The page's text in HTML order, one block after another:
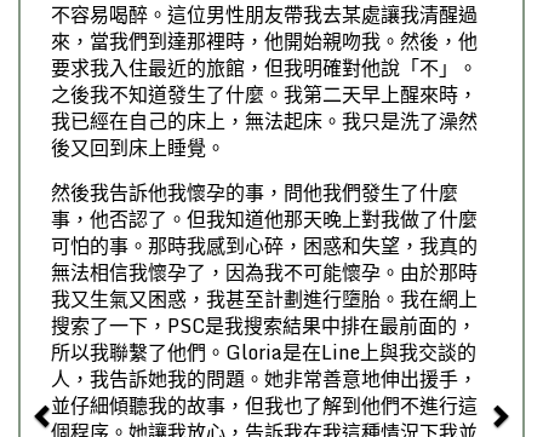
不容易喝醉。這位男性朋友帶我去某處讓我清醒過
來，當我們到達那裡時，他開始親吻我。然後，他
要求我入住最近的旅館，但我明確對他說「不」。
之後我不知道發生了什麼。我第二天早上醒來時，
我已經在自己的床上，無法起床。我只是洗了澡然
後又回到床上睡覺。
然後我告訴他我懷孕的事，問他我們發生了什麼
事，他否認了。但我知道他那天晚上對我做了什麼
可怕的事。那時我感到心碎，困惑和失望，我真的
無法相信我懷孕了，因為我不可能懷孕。由於那時
我又生氣又困惑，我甚至計劃進行墮胎。我在網上
搜索了一下，PSC是我搜索結果中排在最前面的，
所以我聯繫了他們。Gloria是在Line上與我交談的
人，我告訴她我的問題。她非常善意地伸出援手，
並仔細傾聽我的故事，但我也了解到他們不進行這